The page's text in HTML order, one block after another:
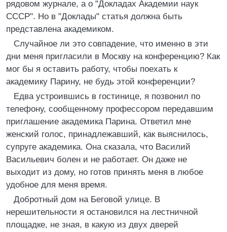
рядовом журнале, а о "Докладах Академии наук
СССР". Но в "Доклады" статья должна быть
представлена академиком.
Случайное ли это совпадение, что именно в эти
дни меня пригласили в Москву на конференцию? Как
мог бы я оставить работу, чтобы поехать к
академику Парину, не будь этой конференции?
Едва устроившись в гостинице, я позвонил по
телефону, сообщенному профессором передавшим
приглашение академика Парина. Ответил мне
женский голос, принадлежавший, как выяснилось,
супруге академика. Она сказала, что Василий
Васильевич болен и не работает. Он даже не
выходит из дому, но готов принять меня в любое
удобное для меня время.
Добротный дом на Беговой улице. В
нерешительности я остановился на лестничной
площадке, не зная, в какую из двух дверей